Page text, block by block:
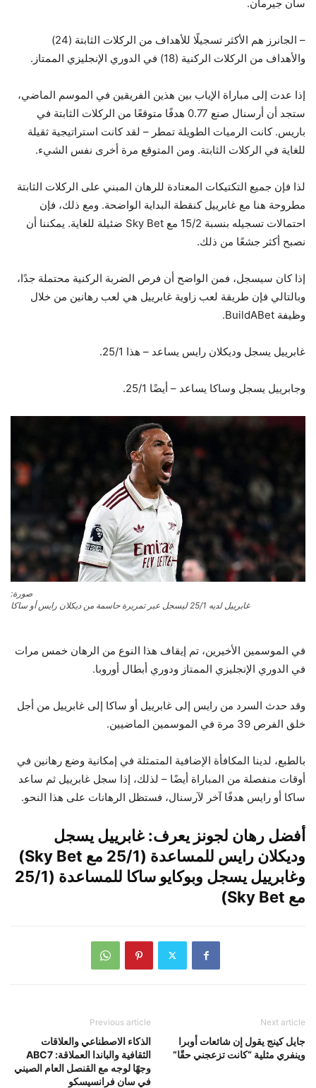
سان جيرمان.
– الجانرز هم الأكثر تسجيلًا للأهداف من الركلات الثابتة (24)
والأهداف من الركلات الركنية (18) في الدوري الإنجليزي الممتاز.
إذا عدت إلى مباراة الإياب بين هذين الفريقين في الموسم الماضي،
ستجد أن أرسنال صنع 0.77 هدفًا متوقعًا من الركلات الثابتة في
باريس. كانت الرميات الطويلة تمطر – لقد كانت استراتيجية ثقيلة
للغاية في الركلات الثابتة. ومن المتوقع مرة أخرى نفس الشيء.
لذا فإن جميع التكتيكات المعتادة للرهان المبني على الركلات الثابتة
مطروحة هنا مع غابرييل كنقطة البداية الواضحة. ومع ذلك، فإن
احتمالات تسجيله بنسبة 15/2 مع Sky Bet ضئيلة للغاية. يمكننا أن
نصبح أكثر جشعًا من ذلك.
إذا كان سيسجل، فمن الواضح أن فرص الضربة الركنية محتملة جدًا،
وبالتالي فإن طريقة لعب زاوية غابرييل هي لعب رهانين من خلال
وظيفة BuildABet.
غابرييل يسجل وديكلان رايس يساعد – هذا 25/1.
وجابرييل يسجل وساكا يساعد – أيضًا 25/1.
صورة:
غابرييل لديه 25/1 ليسجل عبر تمريرة حاسمة من ديكلان رايس أو ساكا
في الموسمين الأخيرين، تم إيقاف هذا النوع من الرهان خمس مرات
في الدوري الإنجليزي الممتاز ودوري أبطال أوروبا.
وقد حدث السرد من رايس إلى غابرييل أو ساكا إلى غابرييل من أجل
خلق الفرص 39 مرة في الموسمين الماضيين.
بالطبع، لدينا المكافأة الإضافية المتمثلة في إمكانية وضع رهانين في
أوقات منفصلة من المباراة أيضًا – لذلك، إذا سجل غابرييل ثم ساعد
ساكا أو رايس هدفًا آخر لآرسنال، فستظل الرهانات على هذا النحو.
أفضل رهان لجونز يعرف: غابرييل يسجل
وديكلان رايس للمساعدة (25/1 مع Sky Bet)
وغابرييل يسجل وبوكايو ساكا للمساعدة (25/1
مع Sky Bet)
Previous article
الذكاء الاصطناعي والعلاقات
الثقافية والباندا العملاقة: ABC7
وجهًا لوجه مع القنصل العام الصيني
في سان فرانسيسكو
Next article
جايل كينج يقول إن شائعات أوبرا
وينفري مثلية “كانت تزعجني حقًا”